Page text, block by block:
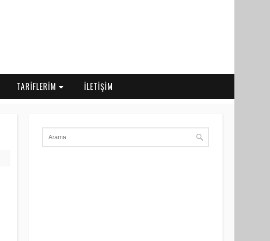
TARİFLERİM İLETİŞİM